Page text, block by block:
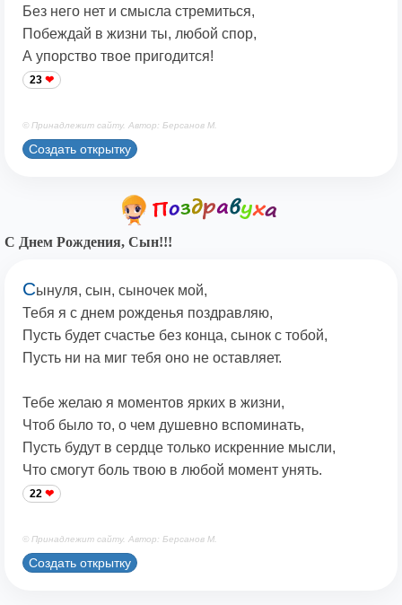
Без него нет и смысла стремиться,
Побеждай в жизни ты, любой спор,
А упорство твое пригодится!
23
© Принадлежит сайту. Автор: Берсанов М.
Создать открытку
С Днем Рождения, Сын!!!
Сынуля, сын, сыночек мой,
Тебя я с днем рожденья поздравляю,
Пусть будет счастье без конца, сынок с тобой,
Пусть ни на миг тебя оно не оставляет.
Тебе желаю я моментов ярких в жизни,
Чтоб было то, о чем душевно вспоминать,
Пусть будут в сердце только искренние мысли,
Что смогут боль твою в любой момент унять.
22
© Принадлежит сайту. Автор: Берсанов М.
Создать открытку